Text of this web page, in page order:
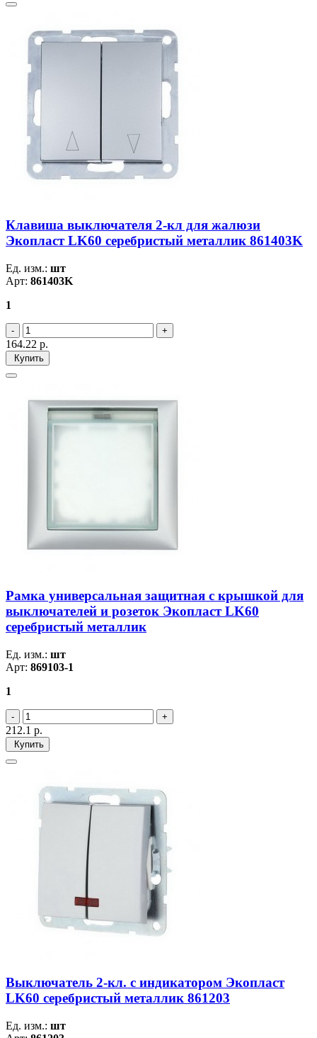
Клавиша выключателя 2-кл для жалюзи
Экопласт LK60 серебристый металлик 861403K
Ед. изм.: шт
Арт: 861403K
1
164.22 р.
Купить
Рамка универсальная защитная с крышкой для
выключателей и розеток Экопласт LK60
серебристый металлик
Ед. изм.: шт
Арт: 869103-1
1
212.1 р.
Купить
Выключатель 2-кл. c индикатором Экопласт
LK60 серебристый металлик 861203
Ед. изм.: шт